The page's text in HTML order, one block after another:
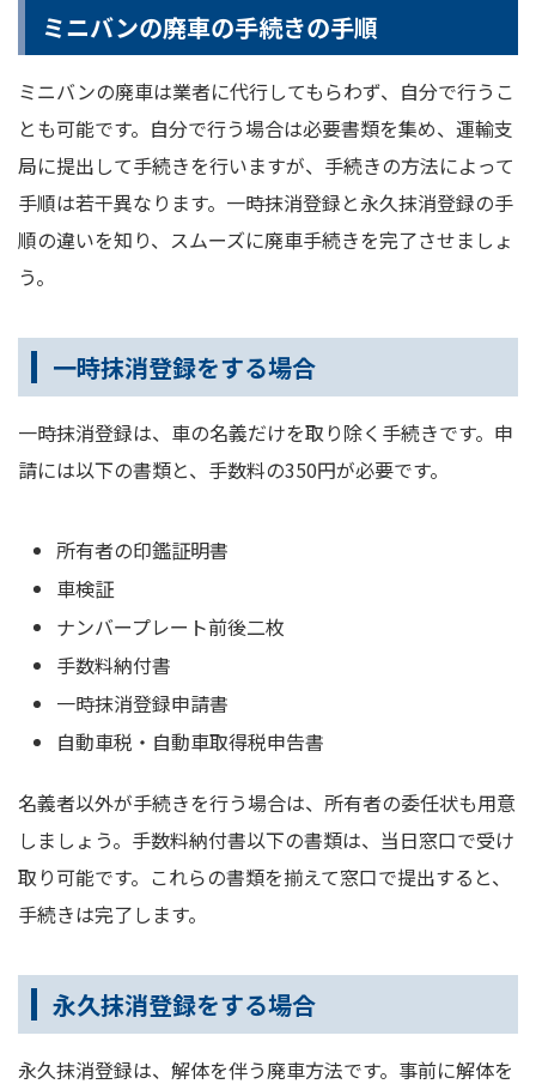
ミニバンの廃車の手続きの手順
ミニバンの廃車は業者に代行してもらわず、自分で行うこ
とも可能です。自分で行う場合は必要書類を集め、運輸支
局に提出して手続きを行いますが、手続きの方法によって
手順は若干異なります。一時抹消登録と永久抹消登録の手
順の違いを知り、スムーズに廃車手続きを完了させましょ
う。
一時抹消登録をする場合
一時抹消登録は、車の名義だけを取り除く手続きです。申
請には以下の書類と、手数料の350円が必要です。
所有者の印鑑証明書
車検証
ナンバープレート前後二枚
手数料納付書
一時抹消登録申請書
自動車税・自動車取得税申告書
名義者以外が手続きを行う場合は、所有者の委任状も用意
しましょう。手数料納付書以下の書類は、当日窓口で受け
取り可能です。これらの書類を揃えて窓口で提出すると、
手続きは完了します。
永久抹消登録をする場合
永久抹消登録は、解体を伴う廃車方法です。事前に解体を